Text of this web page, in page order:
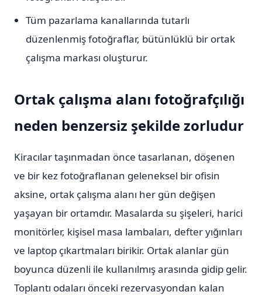
Tüm pazarlama kanallarında tutarlı
düzenlenmiş fotoğraflar, bütünlüklü bir ortak
çalışma markası oluşturur.
Ortak çalışma alanı fotoğrafçılığı
neden benzersiz şekilde zorludur
Kiracılar taşınmadan önce tasarlanan, döşenen
ve bir kez fotoğraflanan geleneksel bir ofisin
aksine, ortak çalışma alanı her gün değişen
yaşayan bir ortamdır. Masalarda su şişeleri, harici
monitörler, kişisel masa lambaları, defter yığınları
ve laptop çıkartmaları birikir. Ortak alanlar gün
boyunca düzenli ile kullanılmış arasında gidip gelir.
Toplantı odaları önceki rezervasyondan kalan